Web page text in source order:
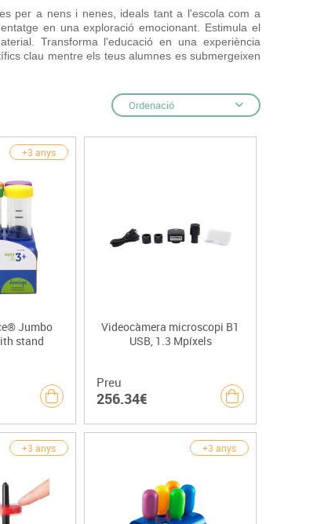
raqueta
rítmica
per a nens i nenes, ideals tant a l'escola com a
en una exploració emocionant. Estimula el
Transforma l'educació en una experiència
clau mentre els teus alumnes es submergeixen
Ordenació
+3 anys
Jumbo
stand
Videocàmera microscopi B1
USB, 1.3 Mpíxels
Preu
256.34€
+3 anys +3 anys